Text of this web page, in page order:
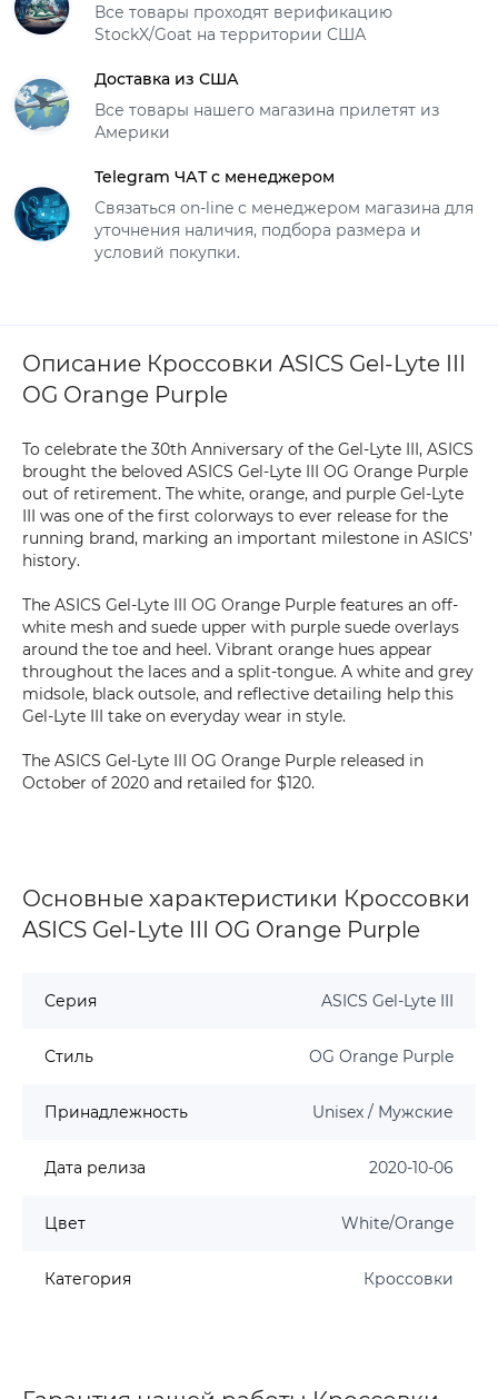
Все товары проходят верификацию
StockX/Goat на территории США
Доставка из США
Все товары нашего магазина прилетят из
Америки
Telegram ЧАТ с менеджером
Связаться on-line с менеджером магазина для
уточнения наличия, подбора размера и
условий покупки.
Описание Кроссовки ASICS Gel-Lyte III
OG Orange Purple
To celebrate the 30th Anniversary of the Gel-Lyte III, ASICS
brought the beloved ASICS Gel-Lyte III OG Orange Purple
out of retirement. The white, orange, and purple Gel-Lyte
III was one of the first colorways to ever release for the
running brand, marking an important milestone in ASICS’
history.
The ASICS Gel-Lyte III OG Orange Purple features an off-
white mesh and suede upper with purple suede overlays
around the toe and heel. Vibrant orange hues appear
throughout the laces and a split-tongue. A white and grey
midsole, black outsole, and reflective detailing help this
Gel-Lyte III take on everyday wear in style.
The ASICS Gel-Lyte III OG Orange Purple released in
October of 2020 and retailed for $120.
Основные характеристики Кроссовки
ASICS Gel-Lyte III OG Orange Purple
Серия ASICS Gel-Lyte III
Стиль OG Orange Purple
Принадлежность Unisex / Мужские
Дата релиза 2020-10-06
Цвет White/Orange
Категория Кроссовки